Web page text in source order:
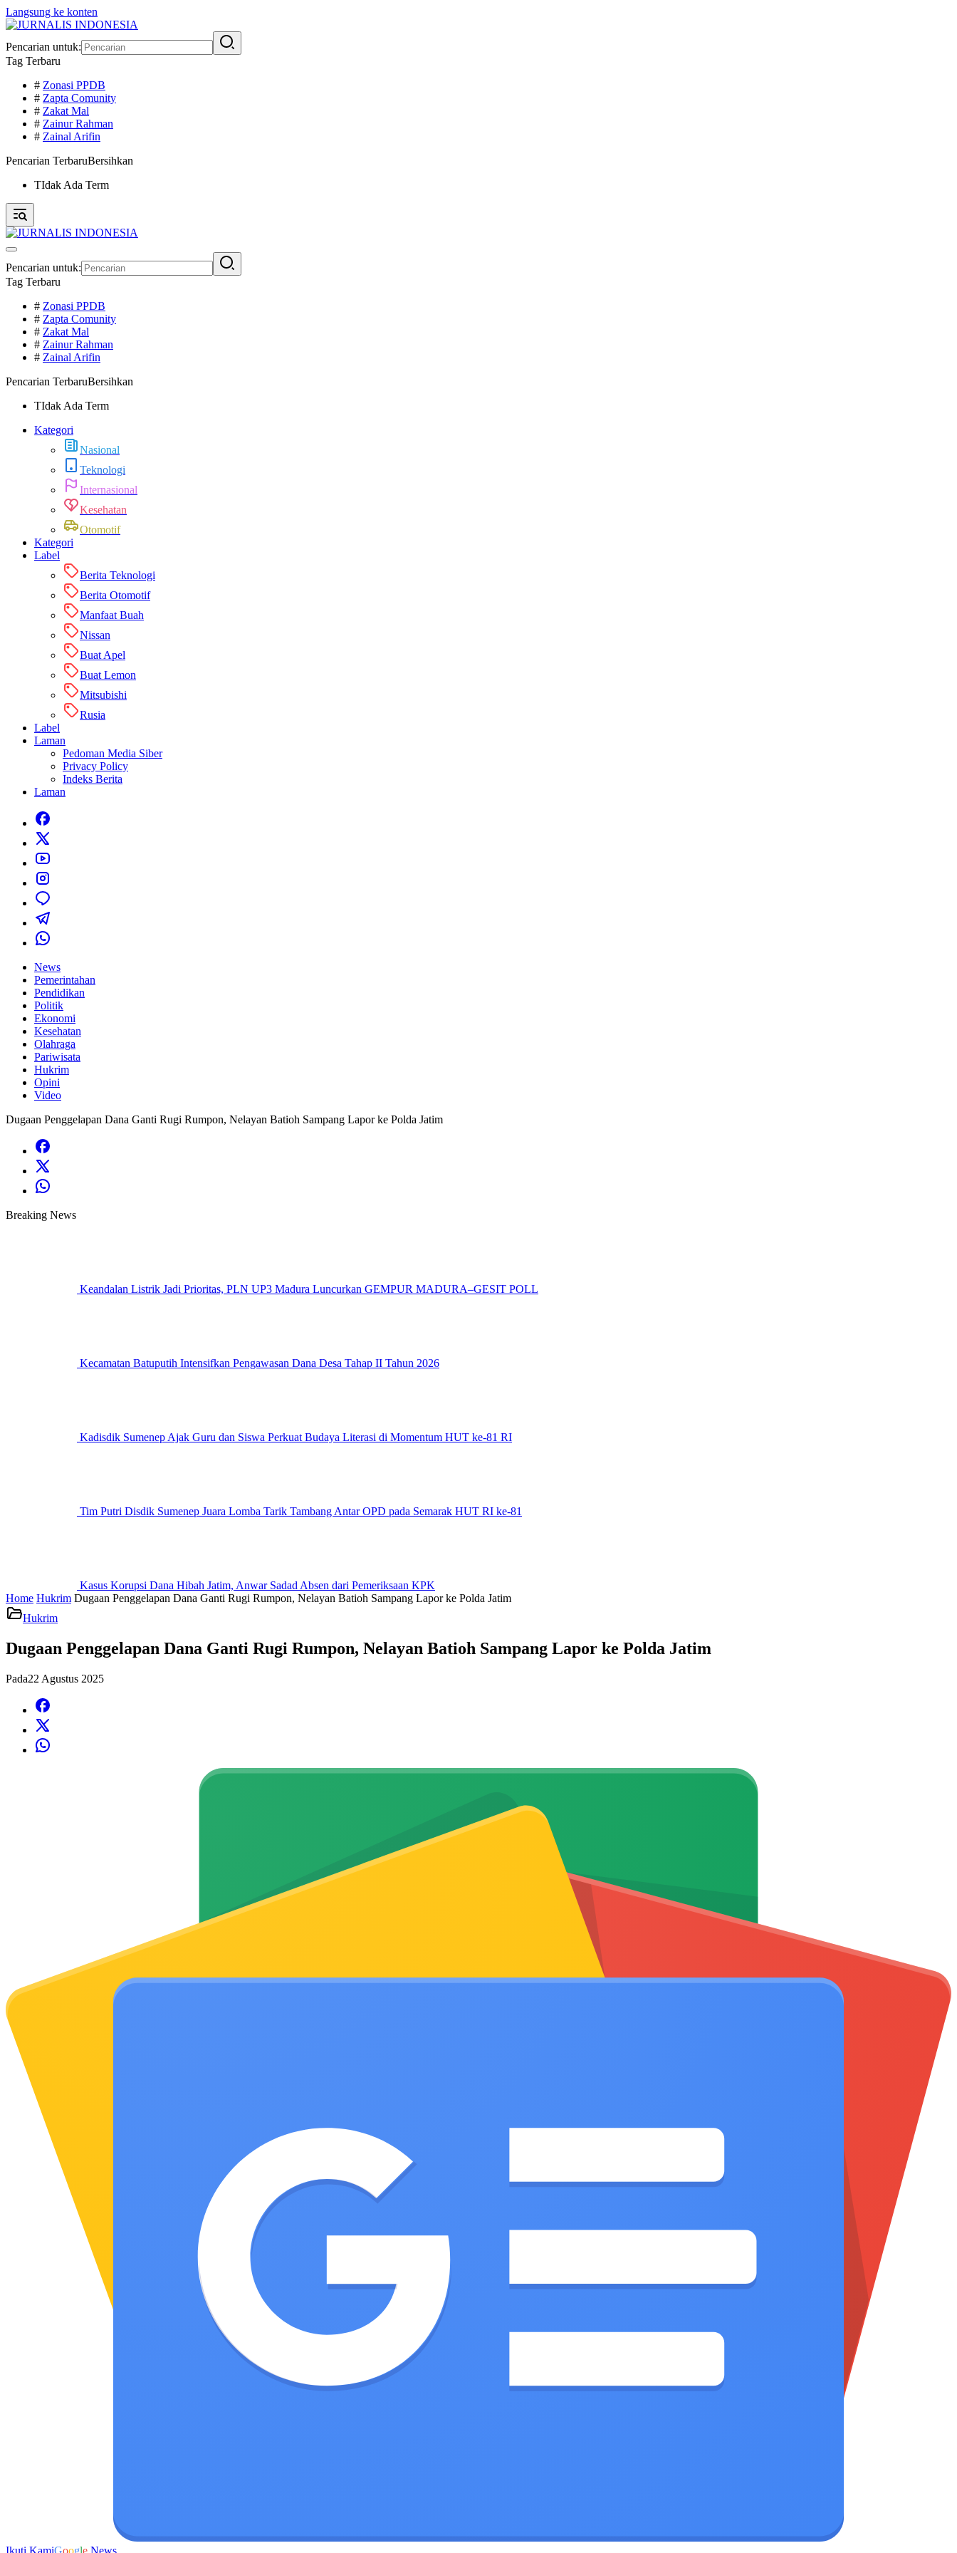
Langsung ke konten
Pencarian untuk:
Tag Terbaru
# Zonasi PPDB
# Zapta Comunity
# Zakat Mal
# Zainur Rahman
# Zainal Arifin
Pencarian TerbaruBersihkan
TIdak Ada Term
Pencarian untuk:
Tag Terbaru
# Zonasi PPDB
# Zapta Comunity
# Zakat Mal
# Zainur Rahman
# Zainal Arifin
Pencarian TerbaruBersihkan
TIdak Ada Term
Kategori
Nasional
Teknologi
Internasional
Kesehatan
Otomotif
Kategori
Label
Berita Teknologi
Berita Otomotif
Manfaat Buah
Nissan
Buat Apel
Buat Lemon
Mitsubishi
Rusia
Label
Laman
Pedoman Media Siber
Privacy Policy
Indeks Berita
Laman
News
Pemerintahan
Pendidikan
Politik
Ekonomi
Kesehatan
Olahraga
Pariwisata
Hukrim
Opini
Video
Dugaan Penggelapan Dana Ganti Rugi Rumpon, Nelayan Batioh Sampang Lapor ke Polda Jatim
Breaking News
Keandalan Listrik Jadi Prioritas, PLN UP3 Madura Luncurkan GEMPUR MADURA–GESIT POLL
Kecamatan Batuputih Intensifkan Pengawasan Dana Desa Tahap II Tahun 2026
Kadisdik Sumenep Ajak Guru dan Siswa Perkuat Budaya Literasi di Momentum HUT ke-81 RI
Tim Putri Disdik Sumenep Juara Lomba Tarik Tambang Antar OPD pada Semarak HUT RI ke-81
Kasus Korupsi Dana Hibah Jatim, Anwar Sadad Absen dari Pemeriksaan KPK
Home Hukrim Dugaan Penggelapan Dana Ganti Rugi Rumpon, Nelayan Batioh Sampang Lapor ke Polda Jatim
Hukrim
Dugaan Penggelapan Dana Ganti Rugi Rumpon, Nelayan Batioh Sampang Lapor ke Polda Jatim
Pada22 Agustus 2025